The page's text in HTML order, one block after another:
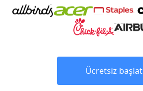
Ücretsiz başlat